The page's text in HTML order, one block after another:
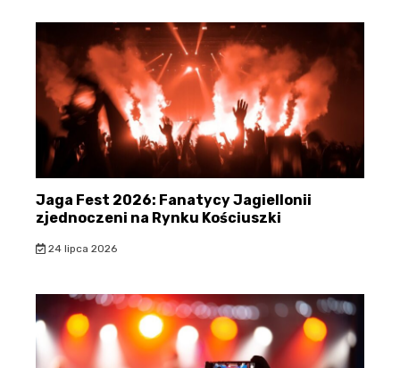
Jaga Fest 2026: Fanatycy Jagiellonii
zjednoczeni na Rynku Kościuszki
24 lipca 2026